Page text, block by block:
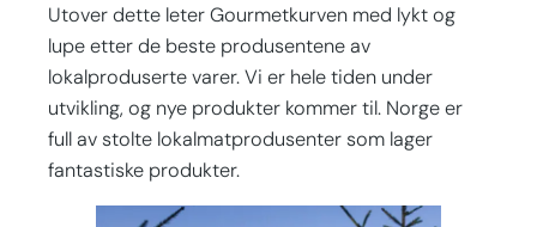
Utover dette leter Gourmetkurven med lykt og
lupe etter de beste produsentene av
lokalproduserte varer. Vi er hele tiden under
utvikling, og nye produkter kommer til. Norge er
full av stolte lokalmatprodusenter som lager
fantastiske produkter.